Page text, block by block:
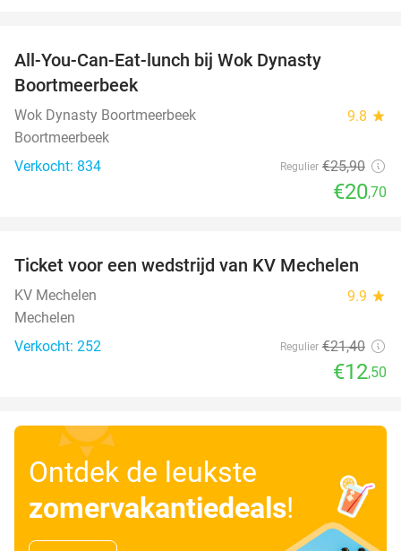
All-You-Can-Eat-lunch bij Wok Dynasty
Boortmeerbeek
Wok Dynasty Boortmeerbeek 9.8 star
Boortmeerbeek
Verkocht: 834
Regulier €25,90
€20,70
42%
Ticket voor een wedstrijd van KV Mechelen
KV Mechelen 9.9 star
Mechelen
Verkocht: 252
Regulier €21,40
€12,50
Ontdek de leukste
zomervakantiedeals!